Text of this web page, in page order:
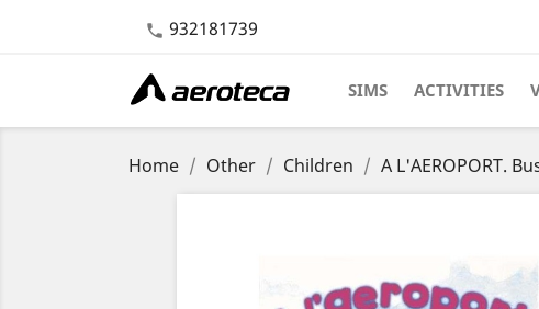
 932181739
SIMS ACTIVITIES
Home Other Children A L'AEROPORT.